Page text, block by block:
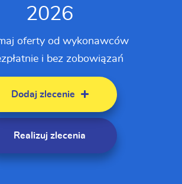
2026
oferty od wykonawców
i bez zobowiązań
Dodaj zlecenie
Realizuj zlecenia